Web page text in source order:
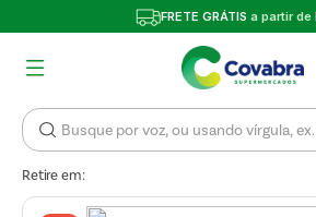
FRETE GRÁTIS a partir de
Retire em: